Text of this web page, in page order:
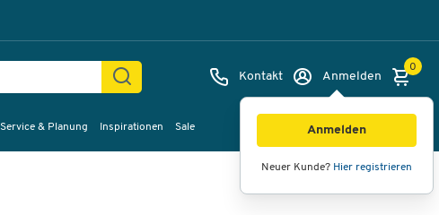
Kontakt Anmelden
Anmelden
Neuer Kunde? Hier registrieren
0
Service & Planung Inspirationen Sale
Bilder Videos 360°-Ansicht